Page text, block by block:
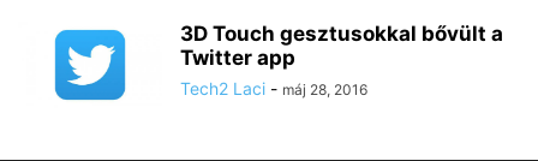
3D Touch gesztusokkal bővült a
Twitter app
Tech2 Laci - máj 28, 2016